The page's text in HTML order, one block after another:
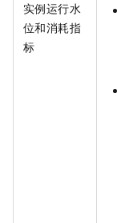
实例运行水
位和消耗指
标